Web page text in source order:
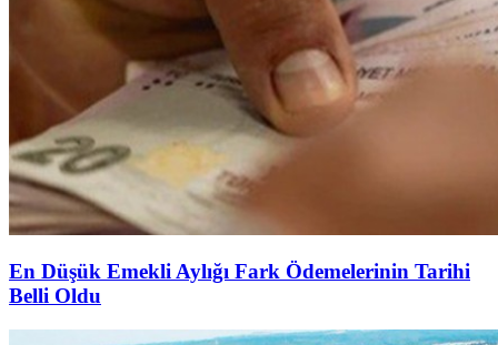
En Düşük Emekli Aylığı Fark Ödemelerinin Tarihi
Belli Oldu